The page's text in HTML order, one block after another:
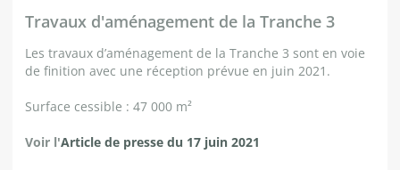
Travaux d'aménagement de la Tranche 3
Les travaux d’aménagement de la Tranche 3 sont en voie
de finition avec une réception prévue en juin 2021.
Surface cessible : 47 000 m²
Voir l'Article de presse du 17 juin 2021